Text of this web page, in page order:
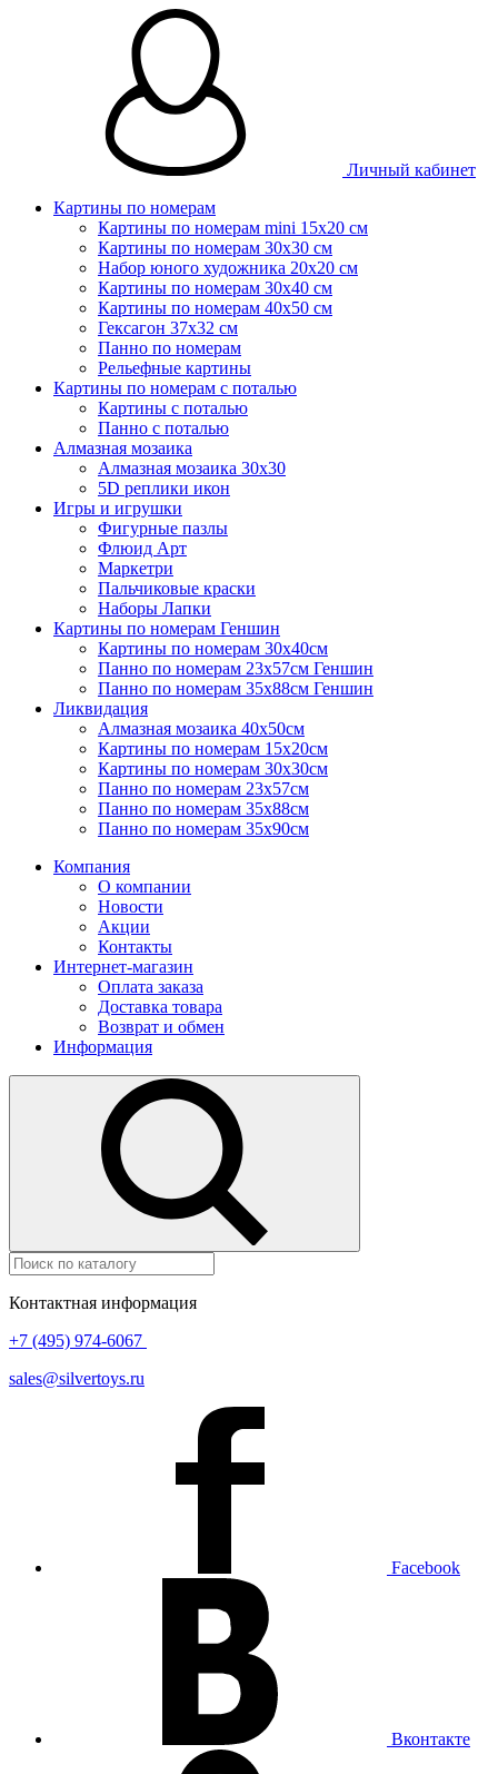
Личный кабинет
Картины по номерам
Картины по номерам mini 15х20 см
Картины по номерам 30x30 см
Набор юного художника 20х20 см
Картины по номерам 30х40 см
Картины по номерам 40х50 см
Гексагон 37х32 см
Панно по номерам
Рельефные картины
Картины по номерам с поталью
Картины с поталью
Панно с поталью
Алмазная мозаика
Алмазная мозаика 30х30
5D реплики икон
Игры и игрушки
Фигурные пазлы
Флюид Арт
Маркетри
Пальчиковые краски
Наборы Лапки
Картины по номерам Геншин
Картины по номерам 30х40см
Панно по номерам 23х57см Геншин
Панно по номерам 35х88см Геншин
Ликвидация
Алмазная мозаика 40х50см
Картины по номерам 15х20см
Картины по номерам 30х30см
Панно по номерам 23х57см
Панно по номерам 35х88см
Панно по номерам 35х90см
Компания
О компании
Новости
Акции
Контакты
Интернет-магазин
Оплата заказа
Доставка товара
Возврат и обмен
Информация
Контактная информация
+7 (495) 974-6067
sales@silvertoys.ru
Facebook
Вконтакте